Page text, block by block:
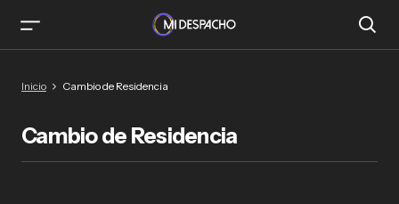
Inicio Cambio de Residencia
Cambio de Residencia